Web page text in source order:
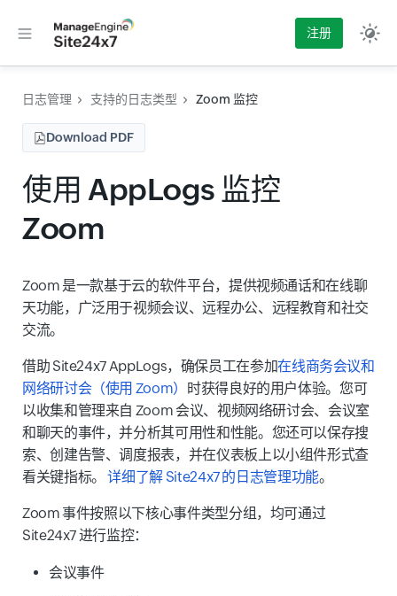
注册
日志管理 支持的日志类型 Zoom 监控
Download PDF
使用 AppLogs 监控
Zoom
Zoom 是一款基于云的软件平台，提供视频通话和在线聊
天功能，广泛用于视频会议、远程办公、远程教育和社交
交流。
借助 Site24x7 AppLogs，确保员工在参加在线商务会议和
网络研讨会（使用 Zoom） 时获得良好的用户体验。您可
以收集和管理来自 Zoom 会议、视频网络研讨会、会议室
和聊天的事件，并分析其可用性和性能。您还可以保存搜
索、创建告警、调度报表，并在仪表板上以小组件形式查
看关键指标。
详细了解 Site24x7 的日志管理功能。
Zoom 事件按照以下核心事件类型分组，均可通过
Site24x7 进行监控：
会议事件